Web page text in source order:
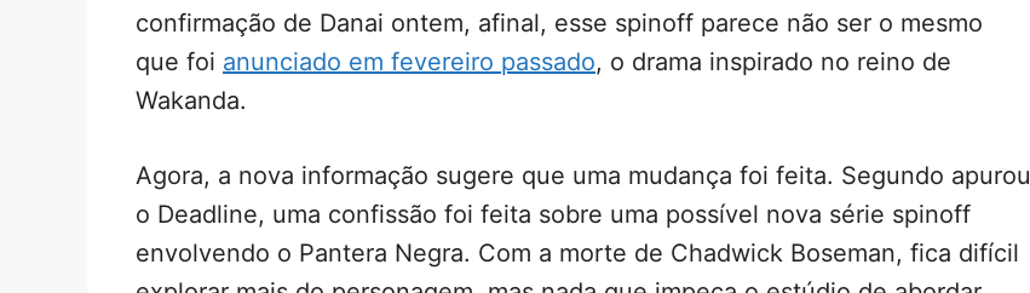
confirmação de Danai ontem, afinal, esse spinoff parece não ser o mesmo
que foi anunciado em fevereiro passado, o drama inspirado no reino de
Wakanda.
Agora, a nova informação sugere que uma mudança foi feita. Segundo apurou
o Deadline, uma confissão foi feita sobre uma possível nova série spinoff
envolvendo o Pantera Negra. Com a morte de Chadwick Boseman, fica difícil